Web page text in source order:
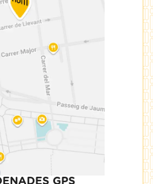
GPS